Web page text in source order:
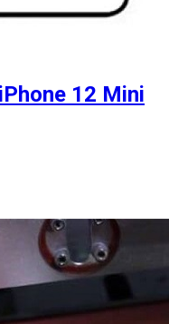
12 Mini